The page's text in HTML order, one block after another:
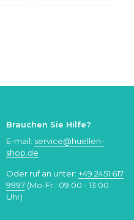
Brauchen Sie Hilfe?
E-mail: service@huellen-
shop.de
Oder ruf an unter: +49 2451 617
9997 (Mo-Fr.: 09:00 - 13:00
Uhr)